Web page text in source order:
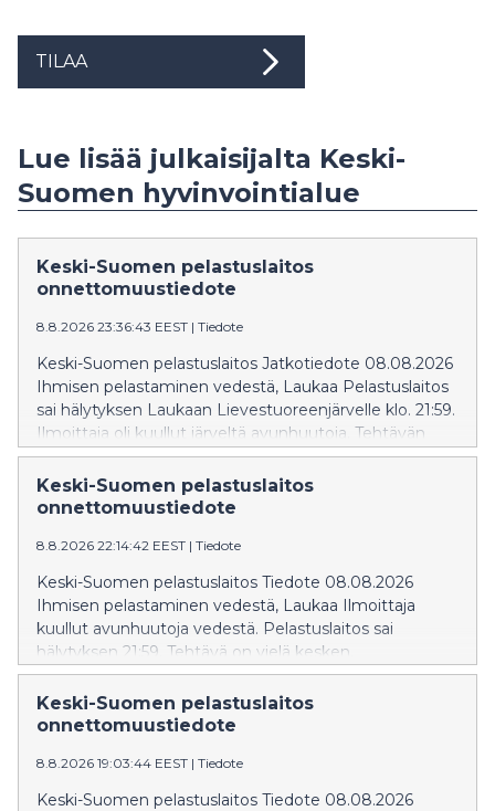
TILAA
Lue lisää julkaisijalta Keski-
Suomen hyvinvointialue
Keski-Suomen pelastuslaitos
onnettomuustiedote
8.8.2026 23:36:43 EEST | Tiedote
Keski-Suomen pelastuslaitos Jatkotiedote 08.08.2026
Ihmisen pelastaminen vedestä, Laukaa Pelastuslaitos
sai hälytyksen Laukaan Lievestuoreenjärvelle klo. 21:59.
Ilmoittaja oli kuullut järveltä avunhuutoja. Tehtävän
johtovastuu sekä tiedotusvastuu siirtyy poliisille.
Keski-Suomen pelastuslaitos
onnettomuustiedote
8.8.2026 22:14:42 EEST | Tiedote
Keski-Suomen pelastuslaitos Tiedote 08.08.2026
Ihmisen pelastaminen vedestä, Laukaa Ilmoittaja
kuullut avunhuutoja vedestä. Pelastuslaitos sai
hälytyksen 21:59. Tehtävä on vielä kesken.
Keski-Suomen pelastuslaitos
onnettomuustiedote
8.8.2026 19:03:44 EEST | Tiedote
Keski-Suomen pelastuslaitos Tiedote 08.08.2026